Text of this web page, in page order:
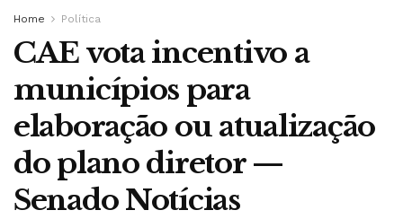
Home Política
CAE vota incentivo a
municípios para
elaboração ou atualização
do plano diretor —
Senado Notícias